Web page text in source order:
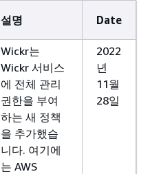
설명 Date
Wickr는
Wickr 서비스
에 전체 관리
권한을 부여
하는 새 정책
을 추가했습
니다. 여기에
는 AWS
2022
년
11월
28일